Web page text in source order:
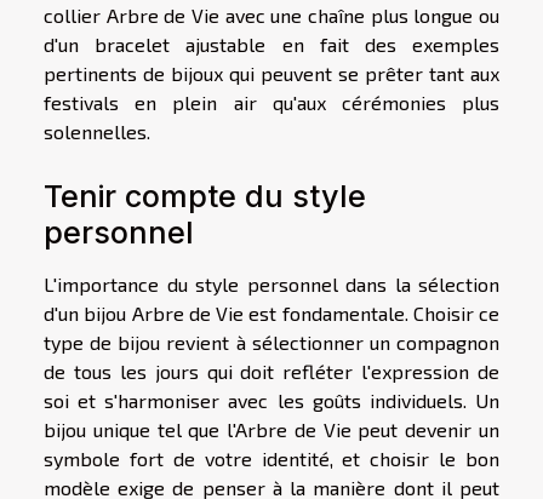
collier Arbre de Vie avec une chaîne plus longue ou
d'un bracelet ajustable en fait des exemples
pertinents de bijoux qui peuvent se prêter tant aux
festivals en plein air qu'aux cérémonies plus
solennelles.
Tenir compte du style
personnel
L'importance du style personnel dans la sélection
d'un bijou Arbre de Vie est fondamentale. Choisir ce
type de bijou revient à sélectionner un compagnon
de tous les jours qui doit refléter l'expression de
soi et s'harmoniser avec les goûts individuels. Un
bijou unique tel que l'Arbre de Vie peut devenir un
symbole fort de votre identité, et choisir le bon
modèle exige de penser à la manière dont il peut